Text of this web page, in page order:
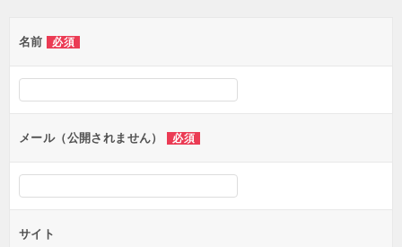
ー
シ
ン
名前 必須
メール（公開されません） 必須
サイト